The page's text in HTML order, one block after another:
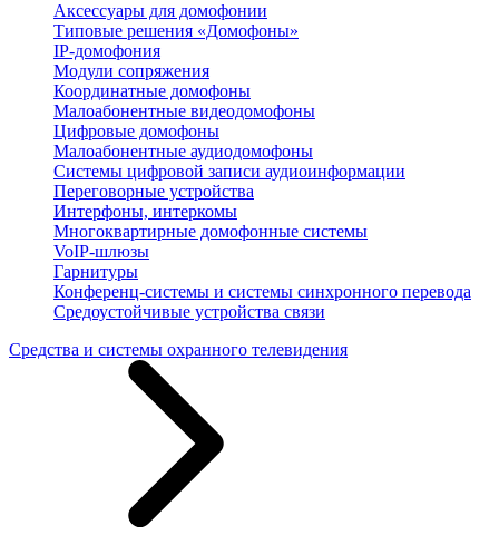
Аксессуары для домофонии
Типовые решения «Домофоны»
IP-домофония
Модули сопряжения
Координатные домофоны
Малоабонентные видеодомофоны
Цифровые домофоны
Малоабонентные аудиодомофоны
Системы цифровой записи аудиоинформации
Переговорные устройства
Интерфоны, интеркомы
Многоквартирные домофонные системы
VoIP-шлюзы
Гарнитуры
Конференц-системы и системы синхронного перевода
Средоустойчивые устройства связи
Средства и системы охранного телевидения